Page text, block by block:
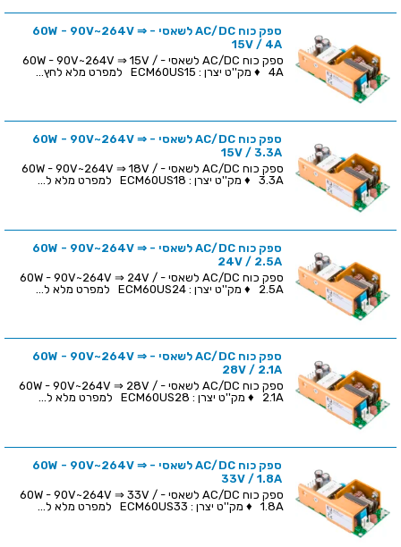
ספק כוח AC/DC לשאסי - 60W - 90V~264V ⇒
15V / 4A
ספק כוח AC/DC לשאסי - 60W - 90V~264V ⇒ 15V /
4A ♦ מק''ט יצרן : ECM60US15 למפרט מלא לחץ...
ספק כוח AC/DC לשאסי - 60W - 90V~264V ⇒
15V / 3.3A
ספק כוח AC/DC לשאסי - 60W - 90V~264V ⇒ 18V /
3.3A ♦ מק''ט יצרן : ECM60US18 למפרט מלא ל...
ספק כוח AC/DC לשאסי - 60W - 90V~264V ⇒
24V / 2.5A
ספק כוח AC/DC לשאסי - 60W - 90V~264V ⇒ 24V /
2.5A ♦ מק''ט יצרן : ECM60US24 למפרט מלא ל...
ספק כוח AC/DC לשאסי - 60W - 90V~264V ⇒
28V / 2.1A
ספק כוח AC/DC לשאסי - 60W - 90V~264V ⇒ 28V /
2.1A ♦ מק''ט יצרן : ECM60US28 למפרט מלא ל...
ספק כוח AC/DC לשאסי - 60W - 90V~264V ⇒
33V / 1.8A
ספק כוח AC/DC לשאסי - 60W - 90V~264V ⇒ 33V /
1.8A ♦ מק''ט יצרן : ECM60US33 למפרט מלא ל...